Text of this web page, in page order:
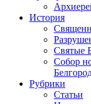
История
Святые
Собор
Рубрики
Статьи